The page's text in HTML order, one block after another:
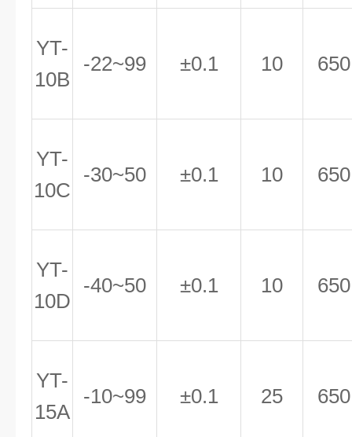
YT-
10B
-22~99 ±0.1 10 650
YT-
10C
-30~50 ±0.1 10 650
YT-
10D
-40~50 ±0.1 10 650
YT-
15A
-10~99 ±0.1 25 650